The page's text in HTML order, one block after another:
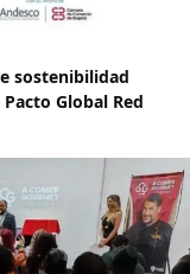
sostenibilidad
Global Red